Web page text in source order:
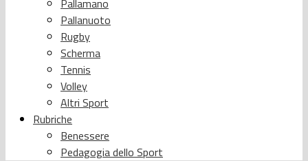
Pallamano
Pallanuoto
Rugby
Scherma
Tennis
Volley
Altri Sport
Rubriche
Benessere
Pedagogia dello Sport